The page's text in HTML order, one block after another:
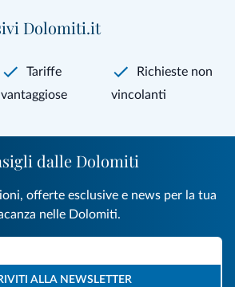
Dolomiti.it
Tariffe
vantaggiose
Richieste non
vincolanti
dalle Dolomiti
offerte esclusive e news per la tua
nelle Dolomiti.
ALLA NEWSLETTER